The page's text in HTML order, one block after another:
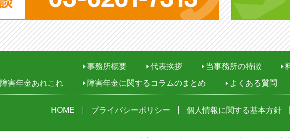
無料相談 お問い
平日 9:00?18:00 (
事務所概要 代表挨拶 当事務所の特徴
障害年金あれこれ
障害年金に関するコラムのまとめ よくある質問
HOME プライバシーポリシー 個人情報に関する基本方針